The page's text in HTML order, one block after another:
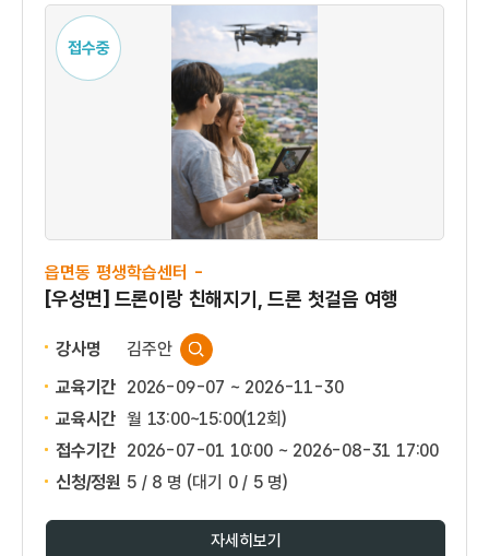
접수중
읍면동 평생학습센터 -
[우성면] 드론이랑 친해지기, 드론 첫걸음 여행
강사명
김주안
교육기간 2026-09-07 ~ 2026-11-30
교육시간 월 13:00~15:00(12회)
접수기간 2026-07-01 10:00 ~ 2026-08-31 17:00
신청/정원 5 / 8 명 (대기 0 / 5 명)
자세히보기